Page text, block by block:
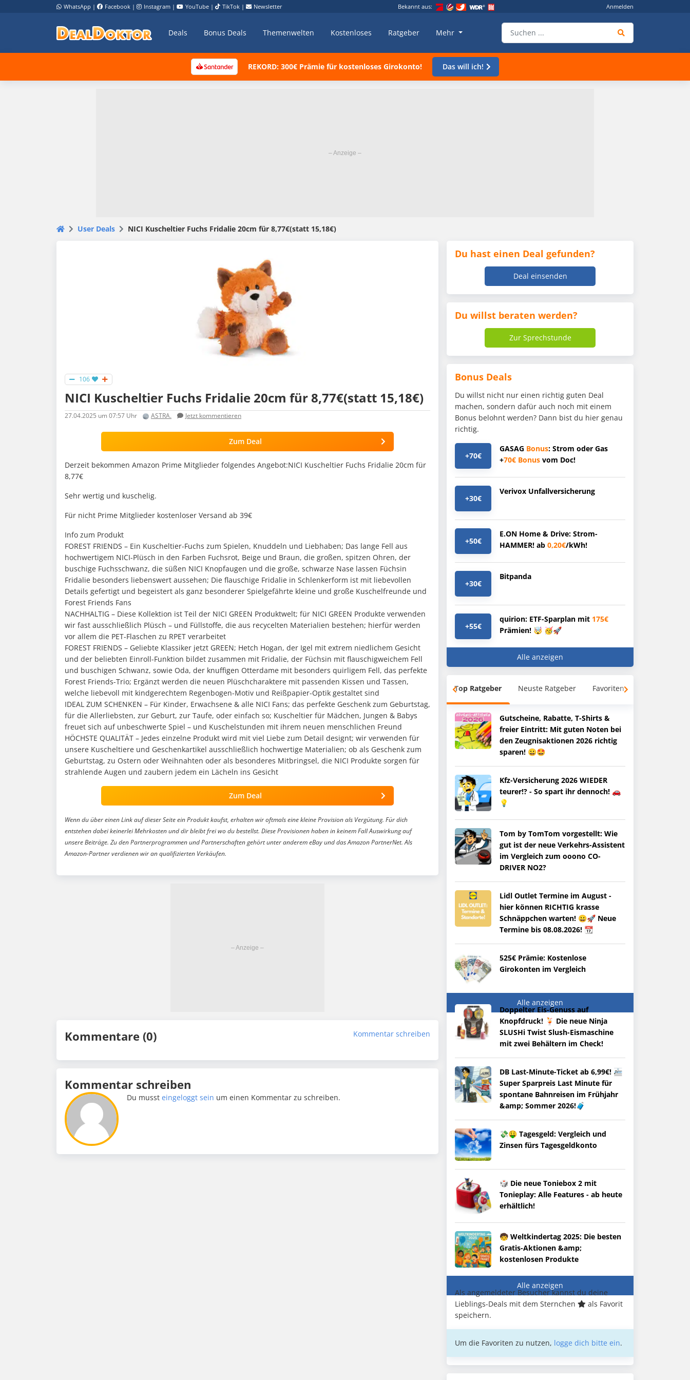
WhatsApp | Facebook | Instagram | YouTube | TikTok | Newsletter Bekannt aus: Anmelden
Deals Bonus Deals Themenwelten Kostenloses Ratgeber Mehr
REKORD: 300€ Prämie für kostenloses Girokonto! Das will ich!
User Deals NICI Kuscheltier Fuchs Fridalie 20cm für 8,77€(statt 15,18€)
106
NICI Kuscheltier Fuchs Fridalie 20cm für 8,77€(statt 15,18€)
27.04.2025 um 07:57 Uhr ASTRA. Jetzt kommentieren
Zum Deal
Derzeit bekommen Amazon Prime Mitglieder folgendes Angebot:NICI Kuscheltier Fuchs Fridalie 20cm für
8,77€
Sehr wertig und kuschelig.
Für nicht Prime Mitglieder kostenloser Versand ab 39€
Info zum Produkt
FOREST FRIENDS – Ein Kuscheltier-Fuchs zum Spielen, Knuddeln und Liebhaben; Das lange Fell aus
hochwertigem NICI-Plüsch in den Farben Fuchsrot, Beige und Braun, die großen, spitzen Ohren, der
buschige Fuchsschwanz, die süßen NICI Knopfaugen und die große, schwarze Nase lassen Füchsin
Fridalie besonders liebenswert aussehen; Die flauschige Fridalie in Schlenkerform ist mit liebevollen
Details gefertigt und begeistert als ganz besonderer Spielgefährte kleine und große Kuschelfreunde und
Forest Friends Fans
NACHHALTIG – Diese Kollektion ist Teil der NICI GREEN Produktwelt; für NICI GREEN Produkte verwenden
wir fast ausschließlich Plüsch – und Füllstoffe, die aus recycelten Materialien bestehen; hierfür werden
vor allem die PET-Flaschen zu RPET verarbeitet
FOREST FRIENDS – Geliebte Klassiker jetzt GREEN; Hetch Hogan, der Igel mit extrem niedlichem Gesicht
und der beliebten Einroll-Funktion bildet zusammen mit Fridalie, der Füchsin mit flauschigweichem Fell
und buschigen Schwanz, sowie Oda, der knuffigen Otterdame mit besonders quirligem Fell, das perfekte
Forest Friends-Trio; Ergänzt werden die neuen Plüschcharaktere mit passenden Kissen und Tassen,
welche liebevoll mit kindgerechtem Regenbogen-Motiv und Reißpapier-Optik gestaltet sind
IDEAL ZUM SCHENKEN – Für Kinder, Erwachsene & alle NICI Fans; das perfekte Geschenk zum Geburtstag,
für die Allerliebsten, zur Geburt, zur Taufe, oder einfach so; Kuscheltier für Mädchen, Jungen & Babys
freuet sich auf unbeschwerte Spiel – und Kuschelstunden mit ihrem neuen menschlichen Freund
HÖCHSTE QUALITÄT – Jedes einzelne Produkt wird mit viel Liebe zum Detail designt; wir verwenden für
unsere Kuscheltiere und Geschenkartikel ausschließlich hochwertige Materialien; ob als Geschenk zum
Geburtstag, zu Ostern oder Weihnahten oder als besonderes Mitbringsel, die NICI Produkte sorgen für
strahlende Augen und zaubern jedem ein Lächeln ins Gesicht
Zum Deal
Wenn du über einen Link auf dieser Seite ein Produkt kaufst, erhalten wir oftmals eine kleine Provision als Vergütung. Für dich
entstehen dabei keinerlei Mehrkosten und dir bleibt frei wo du bestellst. Diese Provisionen haben in keinem Fall Auswirkung auf
unsere Beiträge. Zu den Partnerprogrammen und Partnerschaften gehört unter anderem eBay und das Amazon PartnerNet. Als
Amazon-Partner verdienen wir an qualifizierten Verkäufen.
Kommentare (0) Kommentar schreiben
Kommentar schreiben
Du mussteingeloggt sein um einen Kommentar zu schreiben.
Du hast einen Deal gefunden?
Deal einsenden
Du willst beraten werden?
Zur Sprechstunde
Bonus Deals
Du willst nicht nur einen richtig guten Deal
machen, sondern dafür auch noch mit einem
Bonus belohnt werden? Dann bist du hier genau
richtig.
+70€
GASAG Bonus: Strom oder Gas
+70€ Bonus vom Doc!
+30€
Verivox Unfallversicherung
+50€
E.ON Home & Drive: Strom-
HAMMER! ab 0,20€/kWh!
+30€
Bitpanda
+55€
quirion: ETF-Sparplan mit 175€
Prämien! 🤯 🥳🚀
Alle anzeigen
Top Ratgeber Neuste Ratgeber Favoriten
Gutscheine, Rabatte, T-Shirts &
freier Eintritt: Mit guten Noten bei
den Zeugnisaktionen 2026 richtig
sparen! 😀🤩
Kfz-Versicherung 2026 WIEDER
teurer!? - So spart ihr dennoch! 🚗
💡
Tom by TomTom vorgestellt: Wie
gut ist der neue Verkehrs-Assistent
im Vergleich zum ooono CO-
DRIVER NO2?
Lidl Outlet Termine im August -
hier können RICHTIG krasse
Schnäppchen warten! 😀🚀 Neue
Termine bis 08.08.2026! 📆
525€ Prämie: Kostenlose
Girokonten im Vergleich
Alle anzeigen
Doppelter Eis-Genuss auf
Knopfdruck! 🍹 Die neue Ninja
SLUSHi Twist Slush-Eismaschine
mit zwei Behältern im Check!
DB Last-Minute-Ticket ab 6,99€! 🚈
Super Sparpreis Last Minute für
spontane Bahnreisen im Frühjahr
&amp; Sommer 2026!🧳
💸🤑 Tagesgeld: Vergleich und
Zinsen fürs Tagesgeldkonto
🎲 Die neue Toniebox 2 mit
Tonieplay: Alle Features - ab heute
erhältlich!
🧒 Weltkindertag 2025: Die besten
Gratis-Aktionen &amp;
kostenlosen Produkte
Alle anzeigen
Als angemeldeter Besucher kannst du deine
Lieblings-Deals mit dem Sternchen
als Favorit
speichern.
Um die Favoriten zu nutzen, logge dich bitte ein.